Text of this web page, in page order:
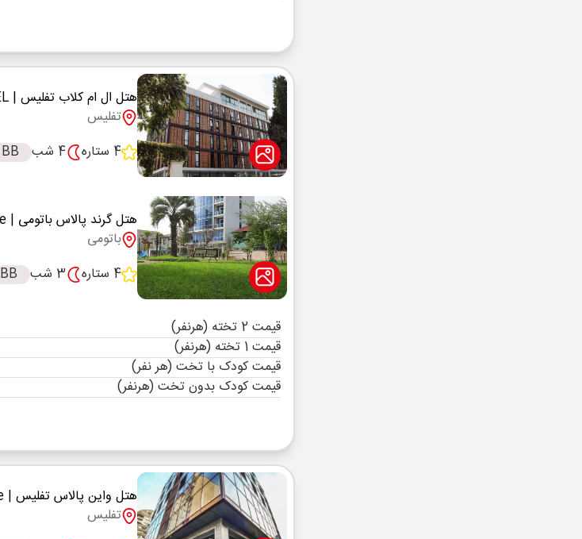
هتل ال ام کلاب تفلیس | LM CLUB HOTEL
تفلیس
4 ستاره
4 شب BB
هتل گرند پالاس باتومی | grand palace
باتومی
4 ستاره
3 شب BB
قیمت 2 تخته (هرنفر)
قیمت 1 تخته (هرنفر)
قیمت کودک با تخت (هر نفر)
قیمت کودک بدون تخت (هرنفر)
هتل واین پالاس تفلیس | Wine Palace
تفلیس